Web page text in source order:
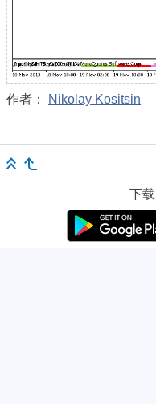
作者： Nikolay Kositsin
下载